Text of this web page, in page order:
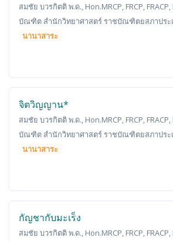
สมชัย บวรกิตติ พ.ด., Hon.MRCP, FRCP, FRACP,
บัณฑิต สำนักวิทยาศาสตร์ ราชบัณฑิตยสภาประ
นานาสาระ
จิตวิญญาน*
สมชัย บวรกิตติ พ.ด., Hon.MRCP, FRCP, FRACP,
บัณฑิต สำนักวิทยาศาสตร์ ราชบัณฑิตยสภาประ
นานาสาระ
กัญชากับมะเร็ง
สมชัย บวรกิตติ พ.ด., Hon.MRCP, FRCP, FRACP,